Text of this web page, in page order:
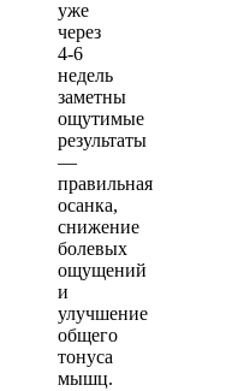
уже
через
4-6
недель
заметны
ощутимые
результаты
—
правильная
осанка,
снижение
болевых
ощущений
и
улучшение
общего
тонуса
мышц.